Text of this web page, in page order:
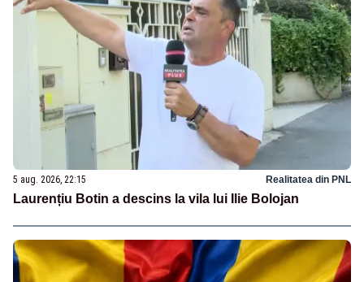
5 aug. 2026, 22:15 Realitatea din PNL
Laurențiu Botin a descins la vila lui Ilie Bolojan